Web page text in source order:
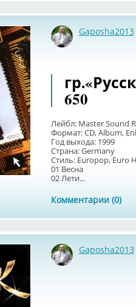
Gaposha2013
650
Лейбл: Master Sound
Формат: CD, Album,
Год выхода: 1999
Страна: Germany
Стиль: Europop, Euro
01 Весна
02 Лети...
Комментарии (0)
Gaposha2013